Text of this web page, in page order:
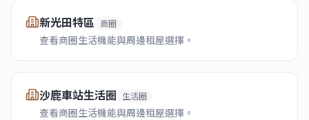
新光田特區 商圈
查看商圈生活機能與周邊租屋選擇。
沙鹿車站生活圈 生活圈
查看商圈生活機能與周邊租屋選擇。